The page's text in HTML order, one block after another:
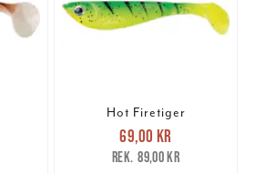
Hot Firetiger
Nuvarande pris
69,00 krTidigare pris
89,00 kr
69,00 kr
89,00 kr